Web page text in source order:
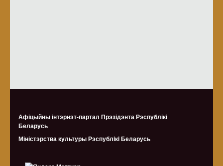
Афіцыйны інтэрнэт-партал Прэзідэнта Рэспублікі
Беларусь
Міністэрства культуры Рэспублiкi Беларусь